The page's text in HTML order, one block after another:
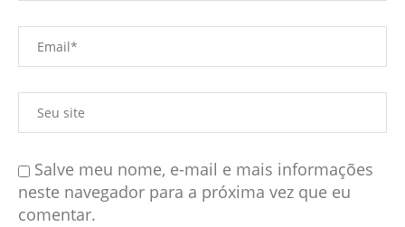
Salve meu nome, e-mail e mais informações
neste navegador para a próxima vez que eu
comentar.